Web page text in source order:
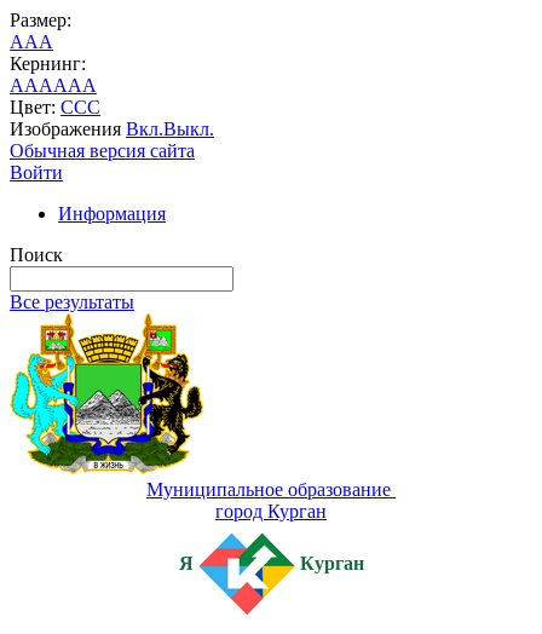
Размер:
AAA
Кернинг:
AAAAAA
Цвет: CCC
Изображения Вкл.Выкл.
Обычная версия сайта
Войти
Информация
Поиск
Все результаты
Муниципальное образование
город Курган
Я Курган